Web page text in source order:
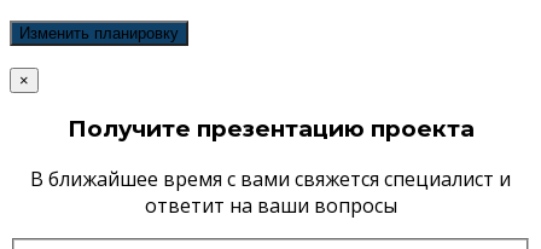
×
Получите презентацию проекта
В ближайшее время с вами свяжется специалист и
ответит на ваши вопросы